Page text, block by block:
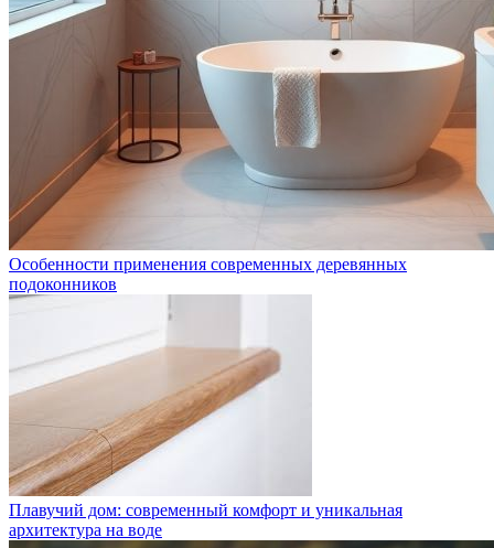
Особенности применения современных деревянных
подоконников
Плавучий дом: современный комфорт и уникальная
архитектура на воде